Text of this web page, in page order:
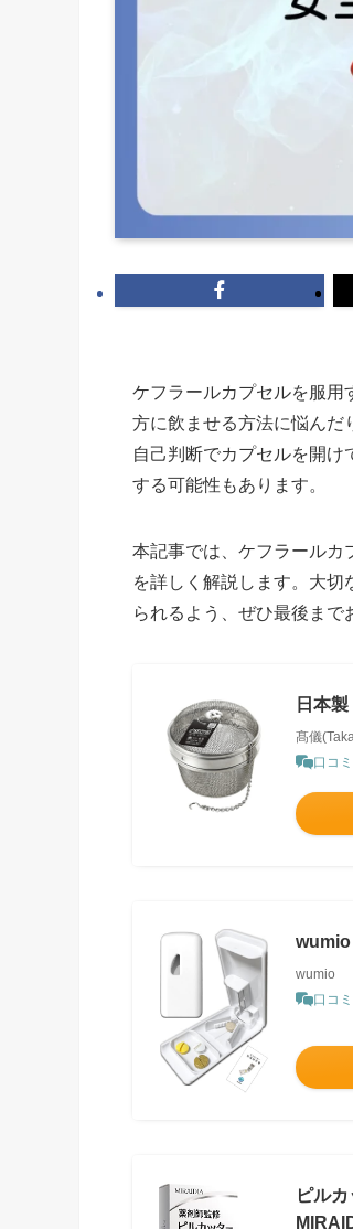
ケフラールカプセルを服用
方に飲ませる方法に悩んだ
自己判断でカプセルを開け
する可能性もあります。
本記事では、ケフラールカ
を詳しく解説します。大
られるよう、ぜひ最後まで
日本
髙儀
口コ
wumio
wumio
口コ
ピル